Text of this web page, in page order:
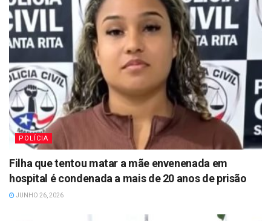
POLÍCIA
Filha que tentou matar a mãe envenenada em
hospital é condenada a mais de 20 anos de prisão
JUNHO 26, 2026